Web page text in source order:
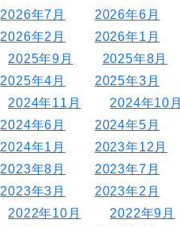
2026年7月 2026年6月
2026年2月 2026年1月
2025年9月 2025年8月
2025年4月 2025年3月
2024年11月 2024年10月
2024年6月 2024年5月
2024年1月 2023年12月
2023年8月 2023年7月
2023年3月 2023年2月
2022年10月 2022年9月